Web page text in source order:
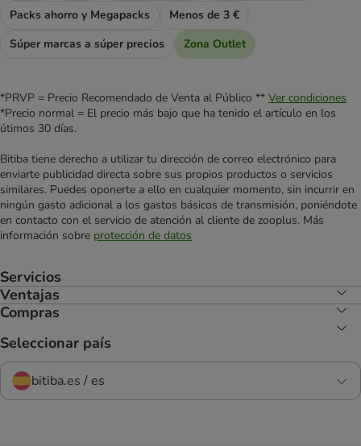
Packs ahorro y Megapacks
Menos de 3 €
Súper marcas a súper precios
Zona Outlet
*PRVP = Precio Recomendado de Venta al Público ** Ver condiciones
*Precio normal = El precio más bajo que ha tenido el artículo en los
útimos 30 días.
Bitiba tiene derecho a utilizar tu dirección de correo electrónico para
enviarte publicidad directa sobre sus propios productos o servicios
similares. Puedes oponerte a ello en cualquier momento, sin incurrir en
ningún gasto adicional a los gastos básicos de transmisión, poniéndote
en contacto con el servicio de atención al cliente de zooplus. Más
información sobre protección de datos
Servicios
Ventajas
Compras
Seleccionar país
bitiba.es / es